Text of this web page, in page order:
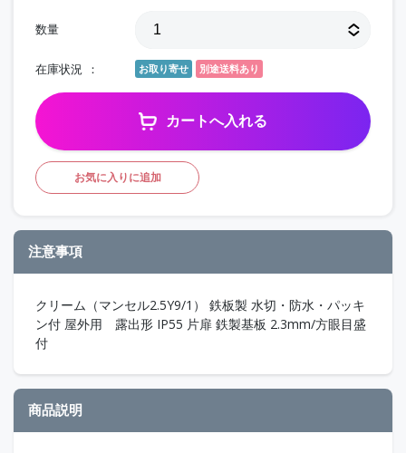
数量
在庫状況 お取り寄せ 別途送料あり
カートへ入れる
お気に入りに追加
注意事項
クリーム（マンセル2.5Y9/1） 鉄板製 水切・防水・パッキ
ン付 屋外用 露出形 IP55 片扉 鉄製基板 2.3mm/方眼目盛
付
商品説明